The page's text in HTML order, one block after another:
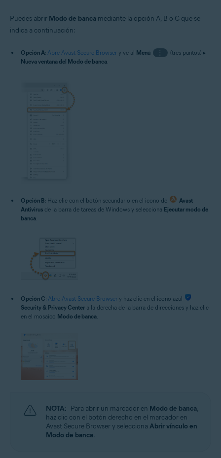
Puedes abrir Modo de banca mediante la opción A, B o C que se
indica a continuación:
Opción A: Abre Avast Secure Browser y ve al Menú ⋮
(tres puntos) ▸
Nueva ventana del Modo de banca.
Opción B: Haz clic con el botón secundario en el icono de
Avast
Antivirus de la barra de tareas de Windows y selecciona Ejecutar modo de
banca.
Opción C: Abre Avast Secure Browser y haz clic en el icono azul
Security & Privacy Center a la derecha de la barra de direcciones y haz clic
en el mosaico Modo de banca.
NOTA: Para abrir un marcador en Modo de banca,
haz clic con el botón derecho en el marcador en
Avast Secure Browser y selecciona Abrir vínculo en
Modo de banca.